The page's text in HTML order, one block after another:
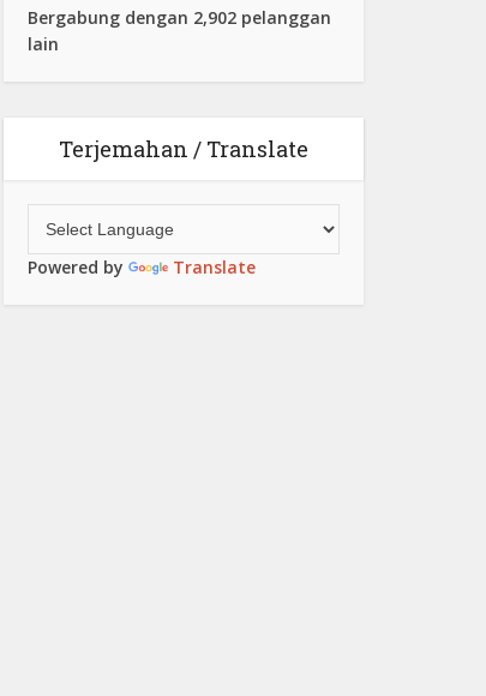
Bergabung dengan 2,902 pelanggan
lain
Terjemahan / Translate
Powered by Translate